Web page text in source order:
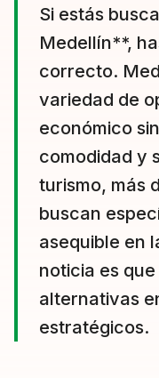
Si estás
Medellín**,
correcto.
variedad de
económico
comodidad y
turismo, más
buscan
asequible en
noticia es
alternativas
estratégicos.